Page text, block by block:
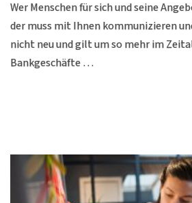
Wer Menschen für sich und seine
der muss mit Ihnen kommunizieren
nicht neu und gilt um so mehr im
Bankgeschäfte …